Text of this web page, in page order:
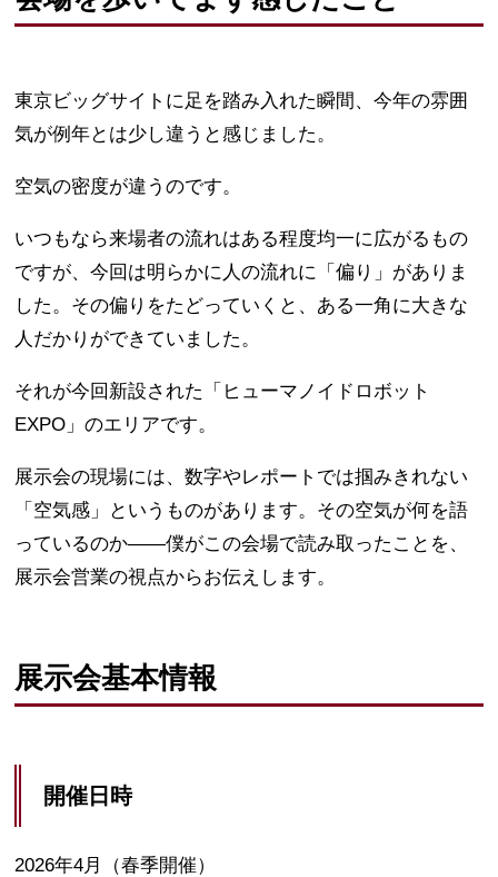
東京ビッグサイトに足を踏み入れた瞬間、今年の雰囲
気が例年とは少し違うと感じました。
空気の密度が違うのです。
いつもなら来場者の流れはある程度均一に広がるもの
ですが、今回は明らかに人の流れに「偏り」がありま
した。その偏りをたどっていくと、ある一角に大きな
人だかりができていました。
それが今回新設された「ヒューマノイドロボット
EXPO」のエリアです。
展示会の現場には、数字やレポートでは掴みきれない
「空気感」というものがあります。その空気が何を語
っているのか——僕がこの会場で読み取ったことを、
展示会営業の視点からお伝えします。
展示会基本情報
開催日時
2026年4月（春季開催）